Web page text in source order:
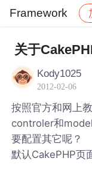
Framework
社区
关于
Kody1025
2012-02-06
按照官方和网上
controler和
要配置其它呢？
默认CakePHP页